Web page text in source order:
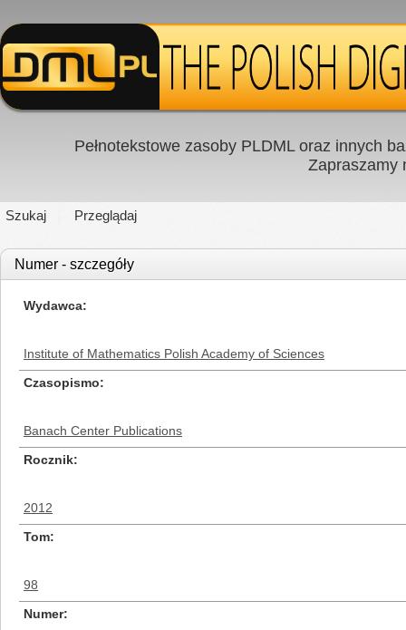
Pełnotekstowe zasoby PLDML oraz innych
Zapraszamy
Szukaj Przeglądaj
Numer - szczegóły
Wydawca
Institute of Mathematics Polish Academy of Sciences
Czasopismo
Banach Center Publications
Rocznik
2012
Tom
98
Numer